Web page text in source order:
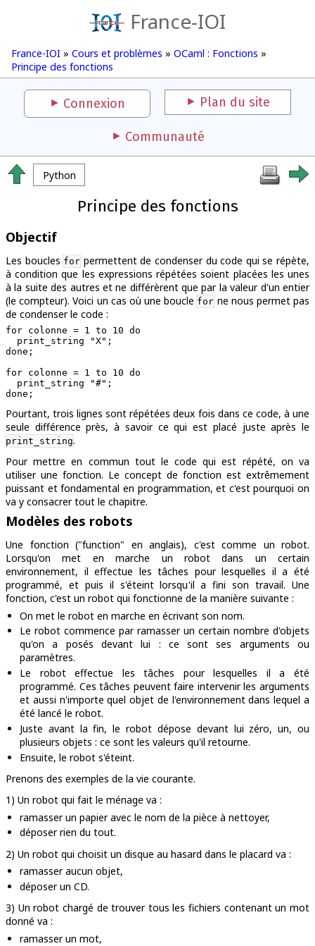
France-IOI
France-IOI » Cours et problèmes » OCaml : Fonctions »
Principe des fonctions
Connexion Plan du site
Communauté
Python
Principe des fonctions
Objectif
Les boucles for permettent de condenser du code qui se répète,
à condition que les expressions répétées soient placées les unes
à la suite des autres et ne différèrent que par la valeur d'un entier
(le compteur). Voici un cas où une boucle for ne nous permet pas
de condenser le code :
for colonne = 1 to 10 do
  print_string "X";
done;
for colonne = 1 to 10 do
  print_string "#";
Pourtant, trois lignes sont répétées deux fois dans ce code, à une
seule différence près, à savoir ce qui est placé juste après le
print_string.
Pour mettre en commun tout le code qui est répété, on va
utiliser une fonction. Le concept de fonction est extrêmement
puissant et fondamental en programmation, et c'est pourquoi on
va y consacrer tout le chapitre.
Modèles des robots
Une fonction ("function" en anglais), c'est comme un robot.
Lorsqu'on met en marche un robot dans un certain
environnement, il effectue les tâches pour lesquelles il a été
programmé, et puis il s'éteint lorsqu'il a fini son travail. Une
fonction, c'est un robot qui fonctionne de la manière suivante :
On met le robot en marche en écrivant son nom.
Le robot commence par ramasser un certain nombre d'objets
qu'on a posés devant lui : ce sont ses arguments ou
paramètres.
Le robot effectue les tâches pour lesquelles il a été
programmé. Ces tâches peuvent faire intervenir les arguments
et aussi n'importe quel objet de l'environnement dans lequel a
été lancé le robot.
Juste avant la fin, le robot dépose devant lui zéro, un, ou
plusieurs objets : ce sont les valeurs qu'il retourne.
Ensuite, le robot s'éteint.
Prenons des exemples de la vie courante.
1) Un robot qui fait le ménage va :
ramasser un papier avec le nom de la pièce à nettoyer,
déposer rien du tout.
2) Un robot qui choisit un disque au hasard dans le placard va :
ramasser aucun objet,
déposer un CD.
3) Un robot chargé de trouver tous les fichiers contenant un mot
donné va :
ramasser un mot,